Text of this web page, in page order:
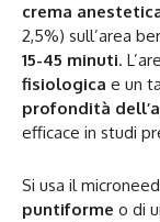
crema
2,5%) sull’area
15-45 minuti.
fisiologica e un
profondità
efficace in studi
Si usa il
puntiforme o di